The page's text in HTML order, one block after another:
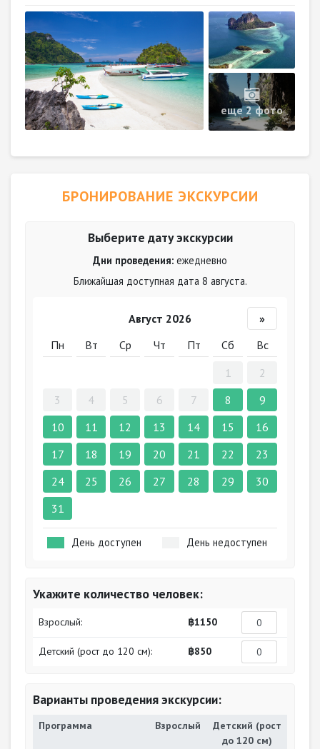
еще 2 фото
БРОНИРОВАНИЕ ЭКСКУРСИИ
Выберите дату экскурсии
Дни проведения: ежедневно
Ближайшая доступная дата 8 августа.
Август 2026
»
Пн
Вт Ср Чт Пт Сб
Вс
1
2
3
4 5 6 7 8
9
10
11 12 13 14 15
16
17
18 19 20 21 22
23
24
25 26 27 28 29
30
31
День доступен День недоступен
Укажите количество человек:
Взрослый: ฿1150
Детский (рост до 120 см): ฿850
Варианты проведения экскурсии:
Программа Взрослый
Детский (рост
до 120 см)